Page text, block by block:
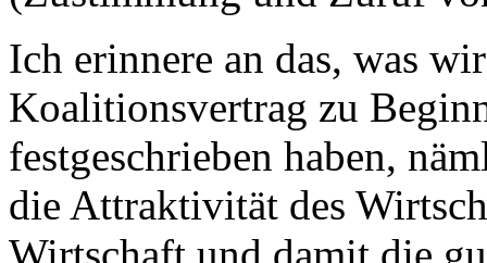
Ich erinnere an das, was
Koalitionsvertrag zu
festgeschrieben haben,
die Attraktivität des